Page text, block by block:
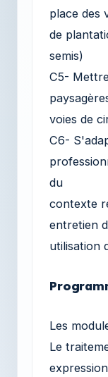
place des
de
semis)
C5-
voies de
C6-
du
contexte
entretien
utilisation
Les
Le